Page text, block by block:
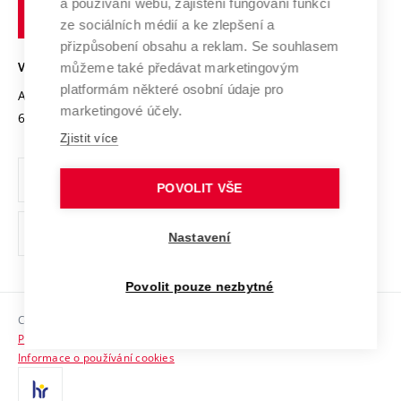
Open Science
Projekty
Projekty ze strukturálních fondů
Specifický výzkum
Mezinárodní dohody
Univerzitní sítě
Podnikavá univerzita / ContriBUTe
Bezpečná univerzita
Vyznamenání
Organizační struktura
Ochrana osobních údajů
odkaz)
Sociální bezpečí
HR Award
technické
VYSOKÉ UČENÍ TECHNICKÉ V BRNĚ
Antonínská 548/1
602 00 Brno
www.vut.cz
vut@vutbr.cz
Copyright © 2026 VUT
Prohlášení o přístupnosti
Informace o používání cookies
a používání webu, zajištění fungování funkcí
ze sociálních médií a ke zlepšení a
přizpůsobení obsahu a reklam. Se souhlasem
můžeme také předávat marketingovým
platformám některé osobní údaje pro
marketingové účely.
Zjistit více
POVOLIT VŠE
Nastavení
Povolit pouze nezbytné